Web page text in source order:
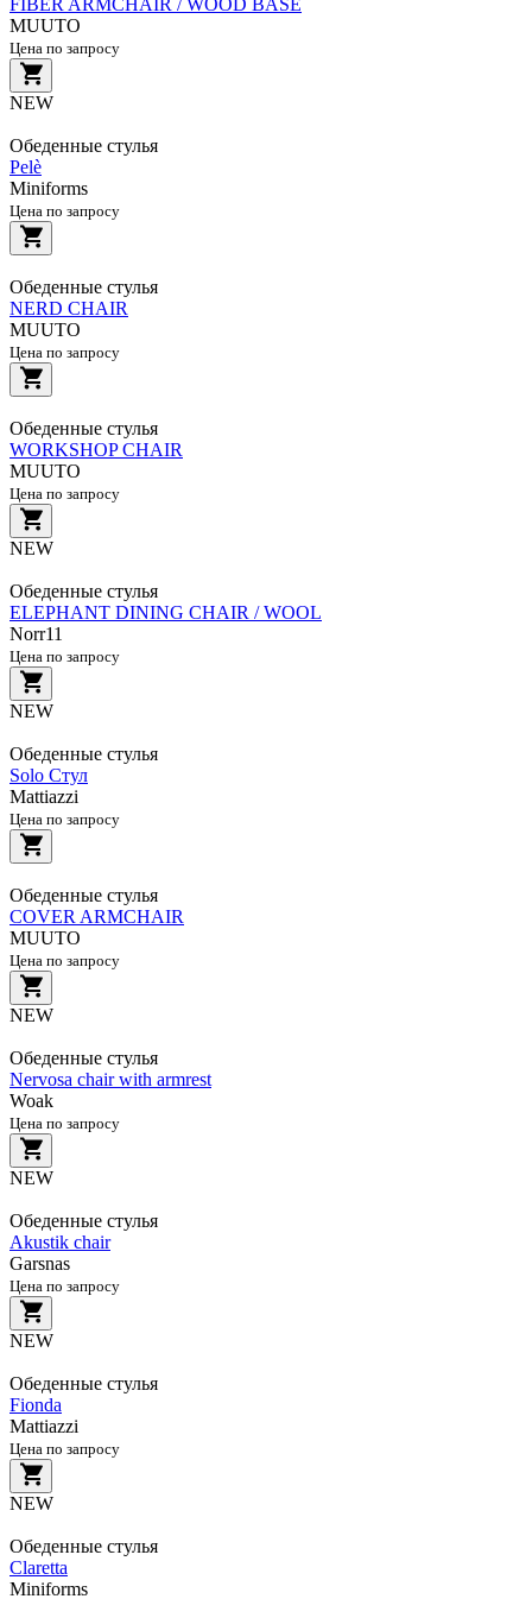
MUUTO
Цена по запросу
NEW
Обеденные стулья
Pelè
Miniforms
Цена по запросу
Обеденные стулья
NERD CHAIR
MUUTO
Цена по запросу
Обеденные стулья
WORKSHOP CHAIR
MUUTO
Цена по запросу
NEW
Обеденные стулья
ELEPHANT DINING CHAIR / WOOL
Norr11
Цена по запросу
NEW
Обеденные стулья
Solo Стул
Mattiazzi
Цена по запросу
Обеденные стулья
COVER ARMCHAIR
MUUTO
Цена по запросу
NEW
Обеденные стулья
Nervosa chair with armrest
Woak
Цена по запросу
NEW
Обеденные стулья
Akustik chair
Garsnas
Цена по запросу
NEW
Обеденные стулья
Fionda
Mattiazzi
Цена по запросу
NEW
Обеденные стулья
Claretta
Miniforms